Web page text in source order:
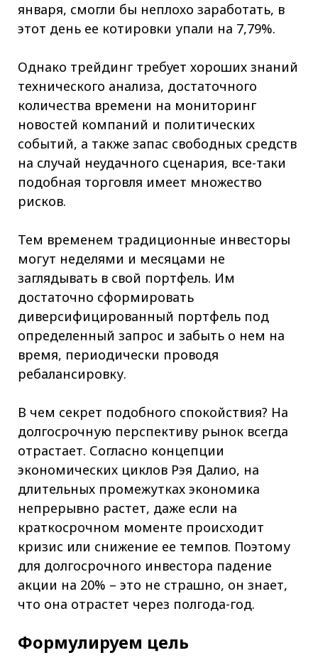
января, смогли бы неплохо заработать, в
этот день ее котировки упали на 7,79%.
Однако трейдинг требует хороших знаний
технического анализа, достаточного
количества времени на мониторинг
новостей компаний и политических
событий, а также запас свободных средств
на случай неудачного сценария, все-таки
подобная торговля имеет множество
рисков.
Тем временем традиционные инвесторы
могут неделями и месяцами не
заглядывать в свой портфель. Им
достаточно сформировать
диверсифицированный портфель под
определенный запрос и забыть о нем на
время, периодически проводя
ребалансировку.
В чем секрет подобного спокойствия? На
долгосрочную перспективу рынок всегда
отрастает. Согласно концепции
экономических циклов Рэя Далио, на
длительных промежутках экономика
непрерывно растет, даже если на
краткосрочном моменте происходит
кризис или снижение ее темпов. Поэтому
для долгосрочного инвестора падение
акции на 20% – это не страшно, он знает,
что она отрастет через полгода-год.
Формулируем цель